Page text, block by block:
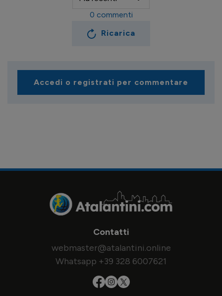
Ricarica
0 commenti
Accedi o registrati per commentare
Contatti
webmaster@atalantini.online
Whatsapp +39 328 6007621